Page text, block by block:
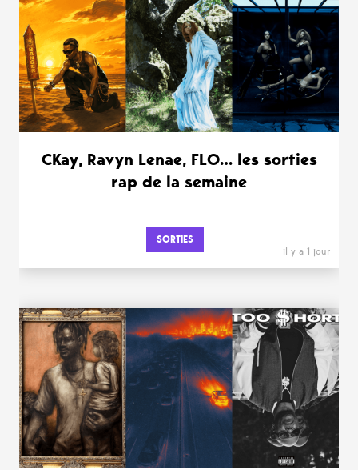
CKay, Ravyn Lenae, FLO… les sorties
rap de la semaine
SORTIES
il y a 1 jour